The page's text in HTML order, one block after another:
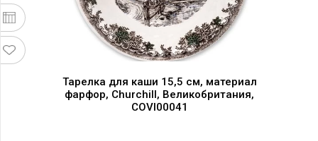
Тарелка для каши 15,5 см, материал
фарфор, Churchill, Великобритания,
COVI00041